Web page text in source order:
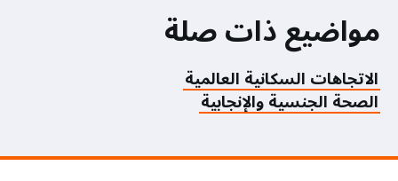
مواضيع ذات صلة
الاتجاهات السكانية العالمية
الصحة الجنسية والإنجابية